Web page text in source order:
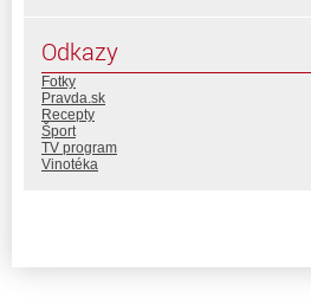
Odkazy
Fotky
Pravda.sk
Recepty
Šport
TV program
Vinotéka